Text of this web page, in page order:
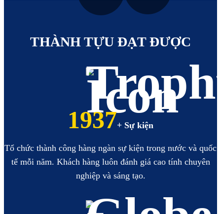
THÀNH TỰU ĐẠT ĐƯỢC
2223+ Sự kiện
Tổ chức thành công hàng ngàn sự kiện trong nước và quốc
tế mỗi năm. Khách hàng luôn đánh giá cao tính chuyên
nghiệp và sáng tạo.